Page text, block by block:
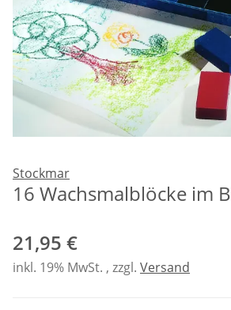
Stockmar
16 Wachsmalblöcke im
21,95 €
inkl. 19% MwSt. , zzgl. Versand